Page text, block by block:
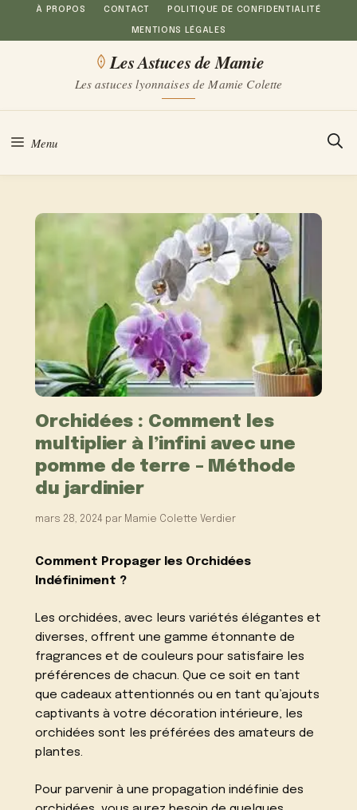
Aller
au
À PROPOS CONTACT POLITIQUE DE CONFIDENTIALITÉ
MENTIONS LÉGALES
Les Astuces de Mamie
Les astuces lyonnaises de Mamie Colette
Menu
Orchidées : Comment les
multiplier à l’infini avec une
pomme de terre – Méthode
du jardinier
mars 28, 2024 par Mamie Colette Verdier
Comment Propager les Orchidées
Indéfiniment ?
Les orchidées, avec leurs variétés élégantes et
diverses, offrent une gamme étonnante de
fragrances et de couleurs pour satisfaire les
préférences de chacun. Que ce soit en tant
que cadeaux attentionnés ou en tant qu’ajouts
captivants à votre décoration intérieure, les
orchidées sont les préférées des amateurs de
plantes.
Pour parvenir à une propagation indéfinie des